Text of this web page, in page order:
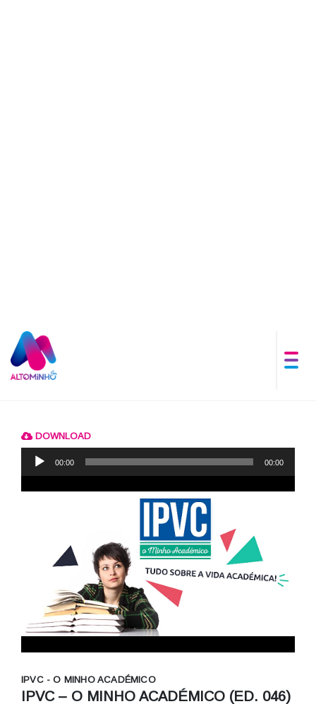
DOWNLOADReprodutor
00:00 00:00
IPVC - O MINHO ACADÉMICO
IPVC – O MINHO ACADÉMICO (ED. 046)